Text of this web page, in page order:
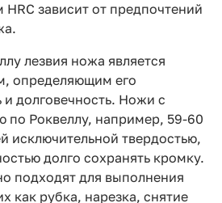
зависит от предпочтений
лезвия ножа является
определяющим его
долговечность. Ножи с
по Роквеллу, например, 59-60
исключительной твердостью,
долго сохранять кромку.
подходят для выполнения
как рубка, нарезка, снятие